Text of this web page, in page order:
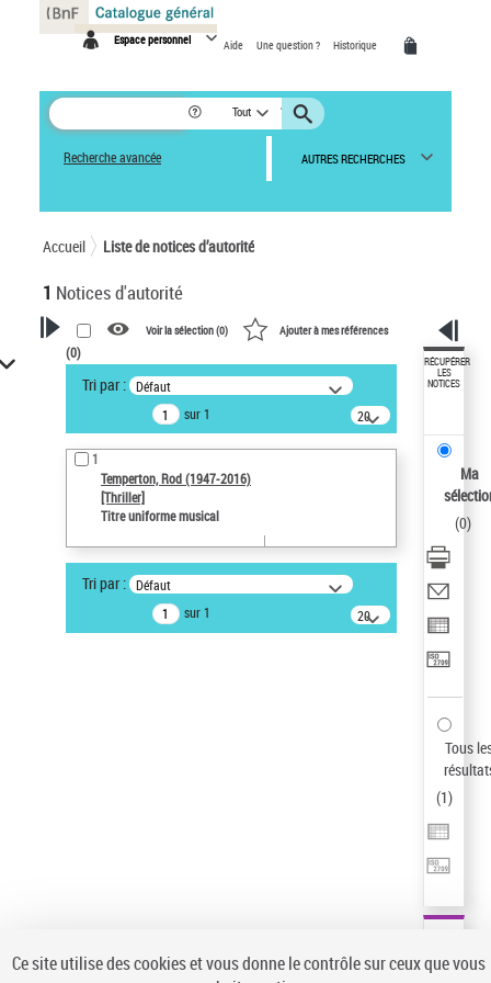
Espace personnel Aide Une question ? Historique
Tout
Recherche avancée AUTRES RECHERCHES
Accueil Liste de notices d’autorité
1 Notices d'autorité
VOTRE RECHERCHE
Recherche avancée dans les
notices d’autorité
Œuvres liées à l'auteur :
Temperton, Rod (1947-2016)
Auteur d’œuvre
Statut de la notice d’autorité
Notice élémentaire
Type de notice d'autorité
Voir la sélection (0) Ajouter à mes références
(0)
Tri par : Défaut
sur 1
20
résultats/page
1
Temperton, Rod (1947-2016)
[Thriller]
Titre uniforme musical
Tri par : Défaut
sur 1
20
résultats/page
RÉCUPÉRER
LES
NOTICES
Ma
(0)
Tous
(1)
Panneau de gestion des cookies
Ce site utilise des cookies et vous donne le contrôle sur ceux que vous